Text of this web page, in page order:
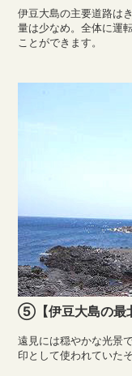
伊豆大島の主要道路は
量は少なめ。全体に運
ことができます。
⑤【伊豆大島の最
遠見には穏やかな光景
印として使われていた